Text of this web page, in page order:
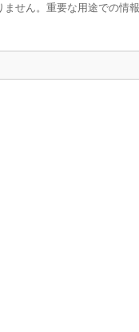
せん。重要な用途での情